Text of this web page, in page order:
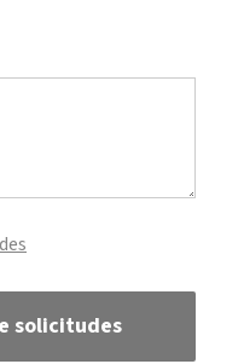
solicitudes